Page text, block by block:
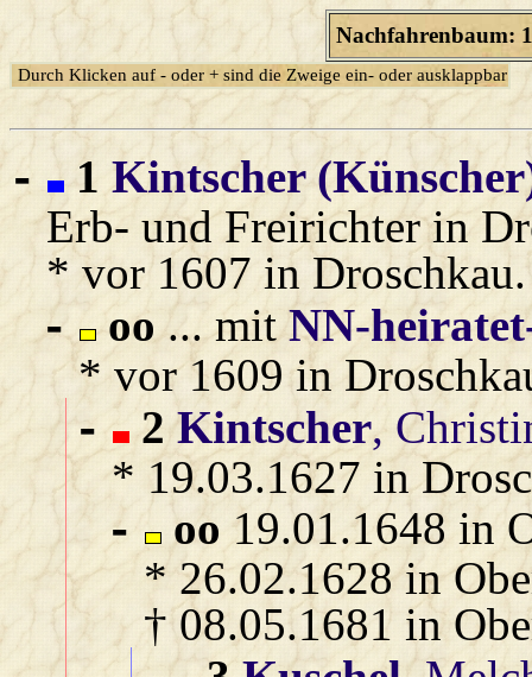
Nachfahrenbaum:
Durch Klicken auf - oder + sind die Zweige ein- oder ausklappbar
- 1 Kintscher
Erb‑ und Freirichter in
* vor 1607 in
- oo... mit
* vor 1609 in
- 2 Kintscher,
* 19.03.1627 in
- oo 19.01.1648 in
* 26.02.1628 in
† 08.05.1681 in